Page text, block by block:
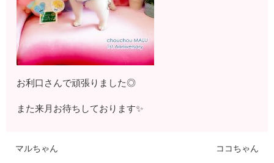
お利口さんで頑張りました◎
また来月お待ちしております✨
マルちゃん ココちゃん